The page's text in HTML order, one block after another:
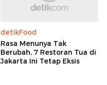
detikFood
Rasa Menunya Tak
Berubah, 7 Restoran Tua di
Jakarta Ini Tetap Eksis